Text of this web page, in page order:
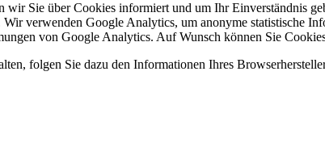
wir Sie über Cookies informiert und um Ihr Einverständnis
verwenden Google Analytics, um anonyme statistische
von Google Analytics. Auf Wunsch können Sie
folgen Sie dazu den Informationen Ihres